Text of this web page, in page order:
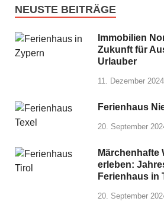
NEUSTE BEITRÄGE
Immobilien
Zukunft für
Urlauber
11. Dezember 2024
Ferienhaus
20. September
Märchenhafte
erleben:
Ferienhaus in
20. September